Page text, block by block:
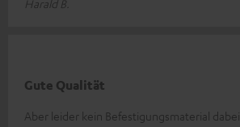
Harald B.
Gute Qualität
Aber leider kein Befestigungsmaterial dabei.